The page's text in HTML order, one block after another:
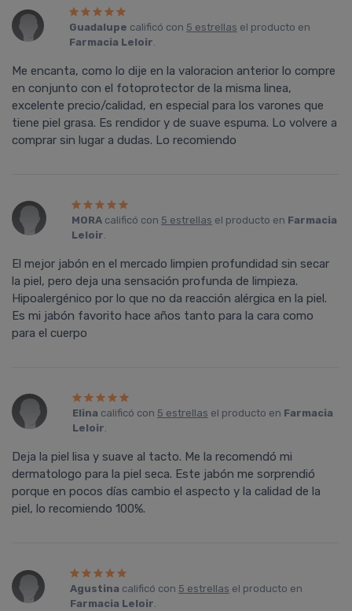
Guadalupe calificó con 5 estrellas el producto en
Farmacia Leloir.
Me encanta, como lo dije en la valoracion anterior lo compre
en conjunto con el fotoprotector de la misma linea,
excelente precio/calidad, en especial para los varones que
tiene piel grasa. Es rendidor y de suave espuma. Lo volvere a
comprar sin lugar a dudas. Lo recomiendo
MORA calificó con 5 estrellas el producto en Farmacia
Leloir.
El mejor jabón en el mercado limpien profundidad sin secar
la piel, pero deja una sensación profunda de limpieza.
Hipoalergénico por lo que no da reacción alérgica en la piel.
Es mi jabón favorito hace años tanto para la cara como
para el cuerpo
Elina calificó con 5 estrellas el producto en Farmacia
Leloir.
Deja la piel lisa y suave al tacto. Me la recomendó mi
dermatologo para la piel seca. Este jabón me sorprendió
porque en pocos días cambio el aspecto y la calidad de la
piel, lo recomiendo 100%.
Agustina calificó con 5 estrellas el producto en
Farmacia Leloir.